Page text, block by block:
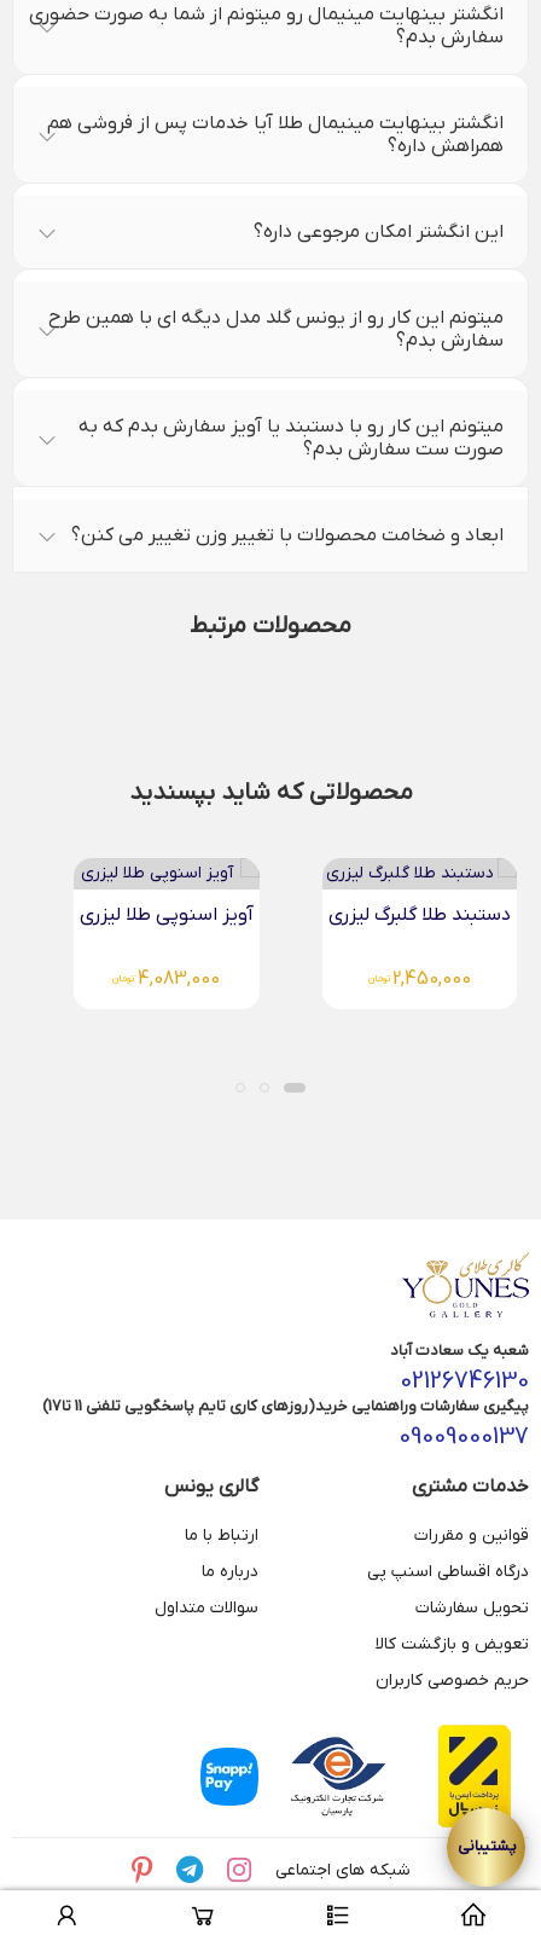
انگشتر بینهایت مینیمال رو میتونم از شما به صورت حضوری
سفارش بدم؟
انگشتر بینهایت مینیمال طلا آیا خدمات پس از فروشی هم
همراهش داره؟
این انگشتر امکان مرجوعی داره؟
میتونم این کار رو از یونس گلد مدل دیگه ای با همین طرح
سفارش بدم؟
میتونم این کار رو با دستبند یا آویز سفارش بدم که به
صورت ست سفارش بدم؟
ابعاد و ضخامت محصولات با تغییر وزن تغییر می کنن؟
محصولات مرتبط
محصولاتی که شاید بپسندید
دستبند طلا گلبرگ لیزری
2,450,000 تومان
آویز اسنوپی طلا لیزری
4,083,000 تومان
شعبه یک سعادت آباد
02126746130
پیگیری سفارشات وراهنمایی خرید(روزهای کاری تایم پاسخگویی تلفنی 11 تا17)
09009000137
خدمات مشتری
قوانین و مقررات
درگاه اقساطی اسنپ پی
تحویل سفارشات
تعویض و بازگشت کالا
حریم خصوصی کاربران
گالری یونس
ارتباط با ما
درباره ما
سوالات متداول
© تمامی حقوق این وبسایت متعلق به مجموعه طلای یونس می باشد.
شبکه های اجتماعی